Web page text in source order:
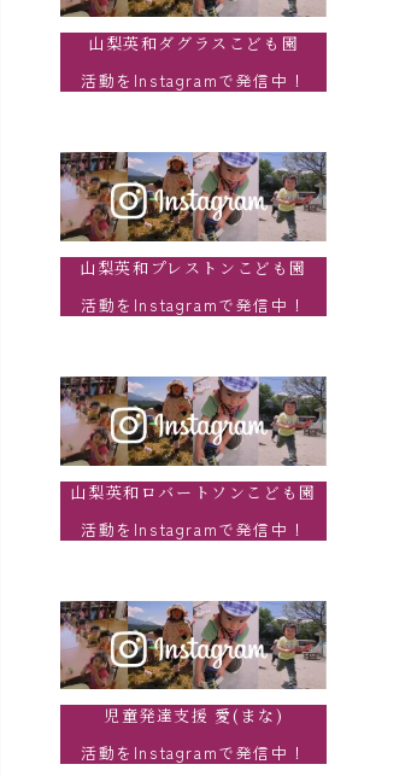
山梨英和ダグラスこども園
活動をInstagramで発信中！
山梨英和プレストンこども園
活動をInstagramで発信中！
山梨英和ロバートソンこども園
活動をInstagramで発信中！
児童発達支援 愛(まな)
活動をInstagramで発信中！